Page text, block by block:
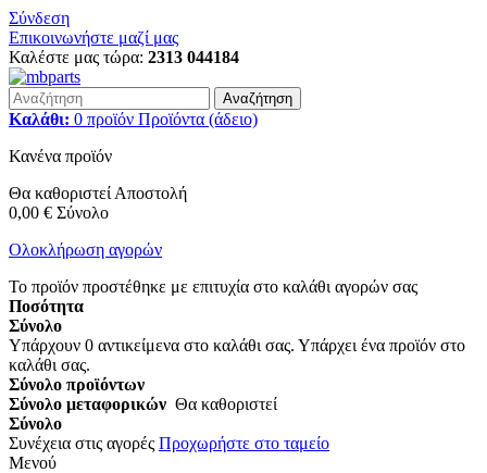
Σύνδεση
Επικοινωνήστε μαζί μας
Καλέστε μας τώρα: 2313 044184
Αναζήτηση
Καλάθι: 0 προϊόν Προϊόντα (άδειο)
Κανένα προϊόν
Θα καθοριστεί Αποστολή
0,00 € Σύνολο
Ολοκλήρωση αγορών
Το προϊόν προστέθηκε με επιτυχία στο καλάθι αγορών σας
Ποσότητα
Σύνολο
Υπάρχουν 0 αντικείμενα στο καλάθι σας. Υπάρχει ένα προϊόν στο
καλάθι σας.
Σύνολο προϊόντων
Σύνολο μεταφορικών Θα καθοριστεί
Σύνολο
Συνέχεια στις αγορές Προχωρήστε στο ταμείο
Μενού